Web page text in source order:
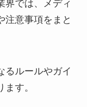
界では、メディ
注意事項をまと
るルールやガイ
す。